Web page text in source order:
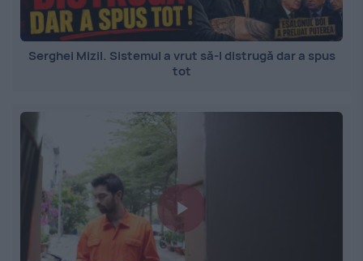
Serghei Mizil. Sistemul a vrut să-l distrugă dar a spus
tot